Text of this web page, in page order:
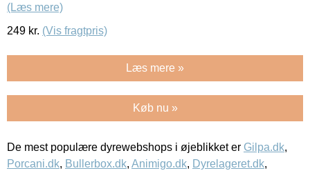
(Læs mere)
249 kr. (Vis fragtpris)
Læs mere »
Køb nu »
De mest populære dyrewebshops i øjeblikket er Gilpa.dk,
Porcani.dk, Bullerbox.dk, Animigo.dk, Dyrelageret.dk,